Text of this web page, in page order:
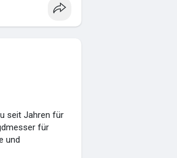
seit Jahren für
für
und